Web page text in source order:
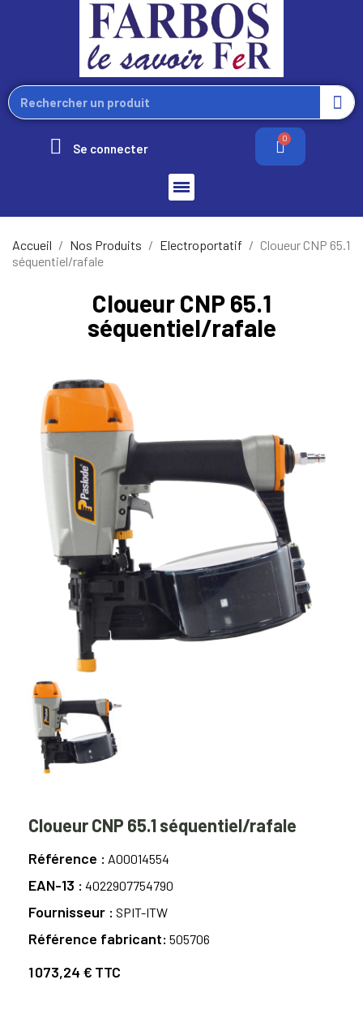
Se connecter
Accueil Nos Produits Electroportatif
Cloueur CNP 65.1
séquentiel/rafale
Cloueur CNP 65.1
séquentiel/rafale
Cloueur CNP 65.1 séquentiel/rafale
Référence A00014554
EAN-13 4022907754790
Fournisseur SPIT-ITW
Référence fabricant 505706
1 073,24 € TTC